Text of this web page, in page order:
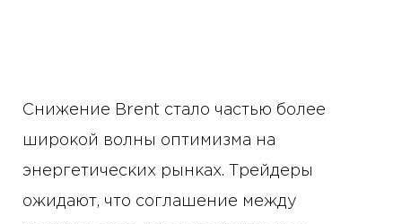
Снижение Brent стало частью более
широкой волны оптимизма на
энергетических рынках. Трейдеры
ожидают, что соглашение между